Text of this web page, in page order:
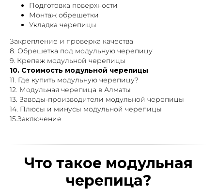
Подготовка поверхности
Монтаж обрешетки
Укладка черепицы
Закрепление и проверка качества
8. Обрешетка под модульную черепицу
9. Крепеж модульной черепицы
10. Стоимость модульной черепицы
11. Где купить модульную черепицу?
12. Модульная черепица в Алматы
13. Заводы-производители модульной черепицы
14. Плюсы и минусы модульной черепицы
15.Заключение
Что такое модульная
черепица?